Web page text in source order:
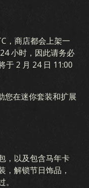
，商店都会上架一
小时，因此请务必
于 2 月 24 日 11:00
您在迷你套装和扩展
，以及包含马年卡
，解锁节日饰品，
场